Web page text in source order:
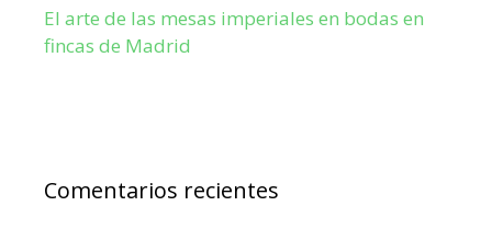
El arte de las mesas imperiales en bodas en
fincas de Madrid
Comentarios recientes